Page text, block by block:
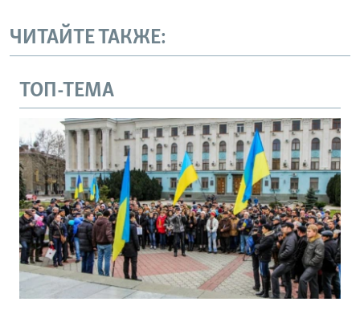
ЧИТАЙТЕ ТАКЖЕ:
ТОП-ТЕМА